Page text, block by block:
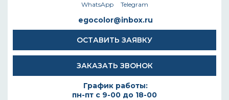
WhatsApp Telegram
egocolor@inbox.ru
ОСТАВИТЬ ЗАЯВКУ
ЗАКАЗАТЬ ЗВОНОК
График работы:
пн-пт с 9-00 до 18-00